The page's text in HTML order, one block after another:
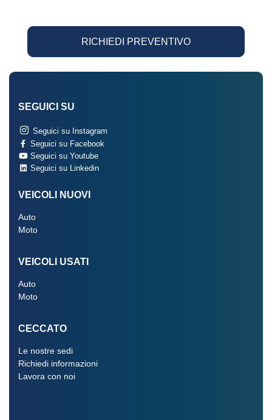
RICHIEDI PREVENTIVO
SEGUICI SU
Seguici su Instagram
Seguici su Facebook
Seguici su Youtube
Seguici su Linkedin
VEICOLI NUOVI
Auto
Moto
VEICOLI USATI
Auto
Moto
CECCATO
Le nostre sedi
Richiedi informazioni
Lavora con noi